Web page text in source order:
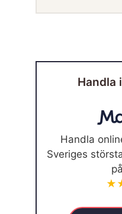
Handla
Handla
Sveriges